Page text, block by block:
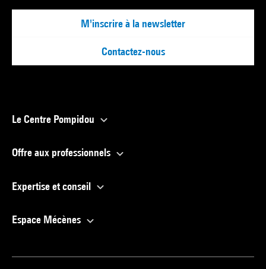
M'inscrire à la newsletter
Contactez-nous
Le Centre Pompidou
Offre aux professionnels
Expertise et conseil
Espace Mécènes